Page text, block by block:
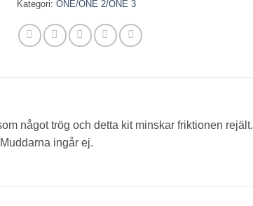
Kategori:ONE/ONE 2/ONE 3
något trög och detta kit minskar friktionen rejält.
ingår ej.